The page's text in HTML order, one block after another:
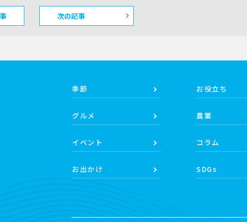
次の記事
季節
グルメ
イベント
お出かけ
お役立ち
農業
コラム
SDGs